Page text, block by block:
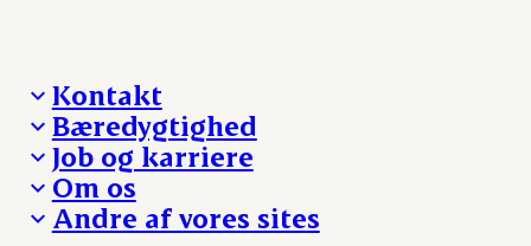
Kontakt
Besøg Danish Crown
Presse og nyheder
Reklamationer
Whistleblower
Øvrige henvendelser
Bæredygtighed
Fra jord til bord
Hverdagen
Ansvarlighed og nøgletal
Job og karriere
Arbejd med os
Ledige stillinger
Om os
Hvem er vi
Andre af vores sites